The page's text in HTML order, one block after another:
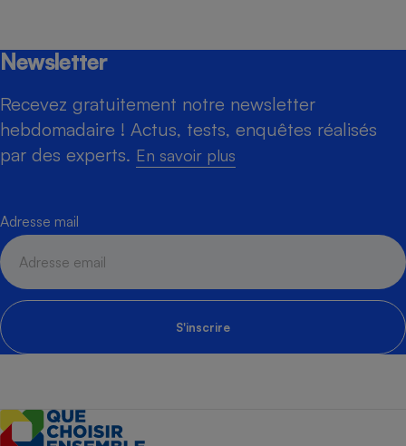
Newsletter
Recevez gratuitement notre newsletter
hebdomadaire ! Actus, tests, enquêtes réalisés
par des experts. En savoir plus
Adresse mail
S'inscrire